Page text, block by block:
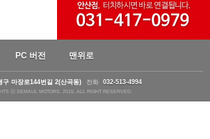
PC 버전 맨위로
구 마장로144번길 2(산곡동) 전화 032-513-4994
ⓒ SEMAUL MOTORS. 2015. ALL RIGHT RESERVED.